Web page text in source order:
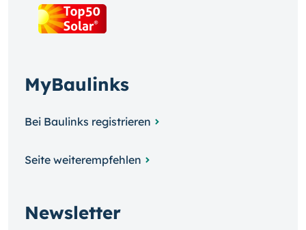
MyBaulinks
Bei Baulinks registrieren
Seite weiterempfehlen
Newsletter